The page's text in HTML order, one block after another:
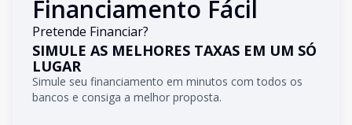
Financiamento Fácil
Pretende Financiar?
SIMULE AS MELHORES TAXAS EM UM SÓ
LUGAR
Simule seu financiamento em minutos com todos os
bancos e consiga a melhor proposta.